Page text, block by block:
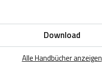
Download
Alle Handbücher anzeigen